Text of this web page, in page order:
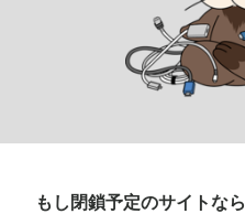
もし閉鎖予定のサイトなら